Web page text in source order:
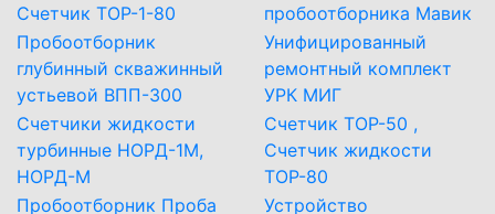
Счетчик ТОР-1-80
пробоотборника Мавик
Пробоотборник
глубинный скважинный
устьевой ВПП-300
Унифицированный
ремонтный комплект
УРК МИГ
Счетчики жидкости
турбинные НОРД-1М,
НОРД-М
Счетчик ТОР-50 ,
Счетчик жидкости
ТОР-80
Пробоотборник Проба
Устройство